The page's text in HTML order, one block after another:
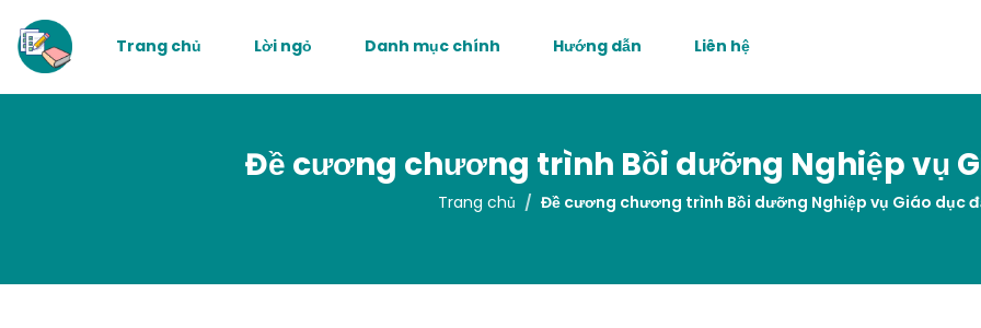
Trang chủ Lời ngỏ Danh mục chính Hướng dẫn Liên hệ
Đề cương chương trình Bồi dưỡng Nghiệp vụ
Trang chủ Đề cương chương trình Bồi dưỡng Nghiệp vụ Giáo dục